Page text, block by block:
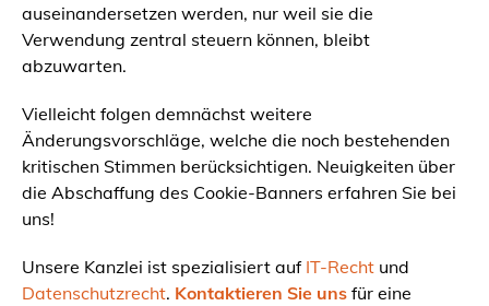
auseinandersetzen werden, nur weil sie die
Verwendung zentral steuern können, bleibt
abzuwarten.
Vielleicht folgen demnächst weitere
Änderungsvorschläge, welche die noch bestehenden
kritischen Stimmen berücksichtigen. Neuigkeiten über
die Abschaffung des Cookie-Banners erfahren Sie bei
uns!
Unsere Kanzlei ist spezialisiert auf IT-Recht und
Datenschutzrecht. Kontaktieren Sie uns für eine